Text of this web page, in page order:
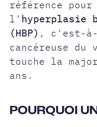
référence
l' hyperplasie
(HBP) , c'est-à-
cancéreuse du
touche la
ans.
POURQUOI